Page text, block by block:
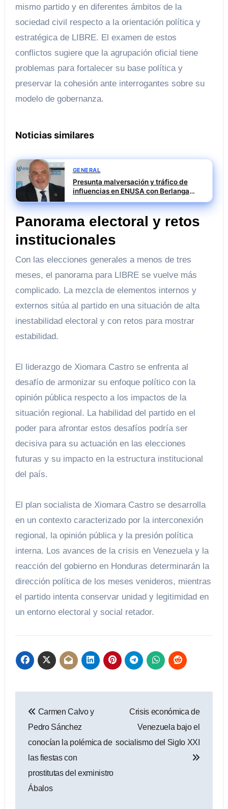
mismo partido y en diferentes ámbitos de la
sociedad civil respecto a la orientación política y
estratégica de LIBRE. El examen de estos
conflictos sugiere que la agrupación oficial tiene
problemas para fortalecer su base política y
preservar la cohesión ante interrogantes sobre su
modelo de gobernanza.
Noticias similares
GENERAL
Presunta malversación y tráfico de
influencias en ENUSA con Berlanga
investigado
Panorama electoral y retos
institucionales
Con las elecciones generales a menos de tres
meses, el panorama para LIBRE se vuelve más
complicado. La mezcla de elementos internos y
externos sitúa al partido en una situación de alta
inestabilidad electoral y con retos para mostrar
estabilidad.
El liderazgo de Xiomara Castro se enfrenta al
desafío de armonizar su enfoque político con la
opinión pública respecto a los impactos de la
situación regional. La habilidad del partido en el
poder para afrontar estos desafíos podría ser
decisiva para su actuación en las elecciones
futuras y su impacto en la estructura institucional
del país.
El plan socialista de Xiomara Castro se desarrolla
en un contexto caracterizado por la interconexión
regional, la opinión pública y la presión política
interna. Los avances de la crisis en Venezuela y la
reacción del gobierno en Honduras determinarán la
dirección política de los meses venideros, mientras
el partido intenta conservar unidad y legitimidad en
un entorno electoral y social retador.
de
entradas
Carmen Calvo y
Pedro Sánchez
conocían la polémica de
las fiestas con
prostitutas del exministro
Ábalos
Crisis económica de
Venezuela bajo el
socialismo del Siglo XXI